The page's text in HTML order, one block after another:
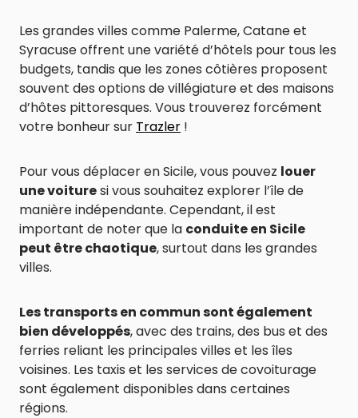
Les grandes villes comme Palerme, Catane et
Syracuse offrent une variété d’hôtels pour tous les
budgets, tandis que les zones côtières proposent
souvent des options de villégiature et des maisons
d’hôtes pittoresques. Vous trouverez forcément
votre bonheur sur Trazler !
Pour vous déplacer en Sicile, vous pouvez louer
une voituresi vous souhaitez explorer l’île de
manière indépendante. Cependant, il est
important de noter que la conduite en Sicile
peut être chaotique, surtout dans les grandes
villes.
Les transports en commun sont également
bien développés, avec des trains, des bus et des
ferries reliant les principales villes et les îles
voisines. Les taxis et les services de covoiturage
sont également disponibles dans certaines
régions.